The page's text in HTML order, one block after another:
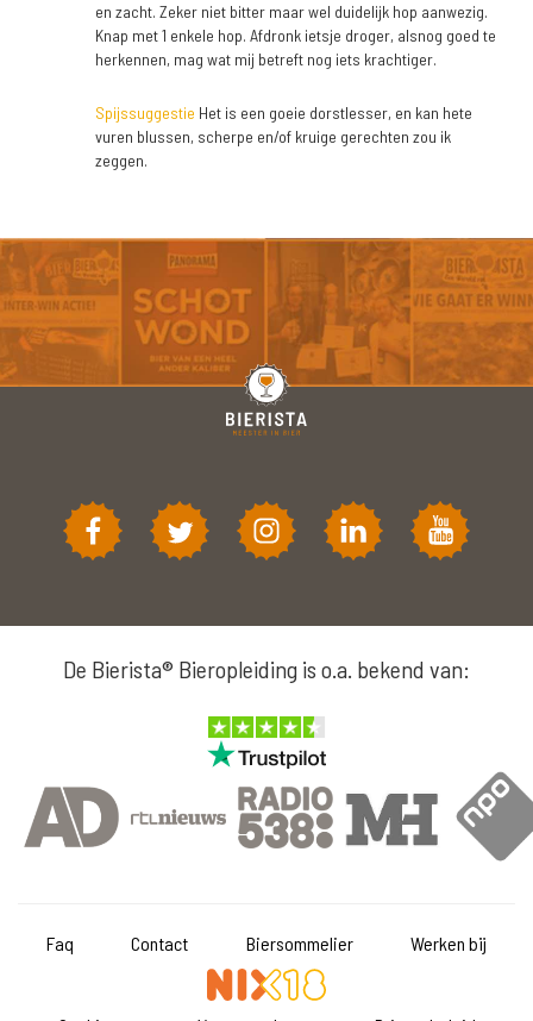
en zacht. Zeker niet bitter maar wel duidelijk hop aanwezig.
Knap met 1 enkele hop. Afdronk ietsje droger, alsnog goed te
herkennen, mag wat mij betreft nog iets krachtiger.
Spijssuggestie Het is een goeie dorstlesser, en kan hete
vuren blussen, scherpe en/of kruige gerechten zou ik
zeggen.
De Bierista® Bieropleiding is o.a. bekend van:
Faq Contact Biersommelier Werken bij